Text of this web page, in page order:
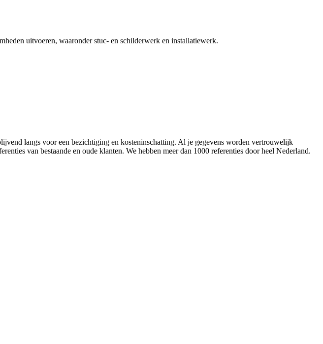
uitvoeren, waaronder stuc- en schilderwerk en installatiewerk.
langs voor een bezichtiging en kosteninschatting. Al je gegevens worden vertrouwelijk
van bestaande en oude klanten. We hebben meer dan 1000 referenties door heel Nederland.